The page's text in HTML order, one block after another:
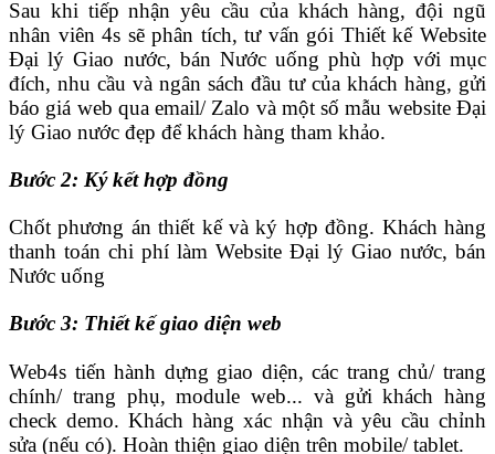
Sau khi tiếp nhận yêu cầu của khách hàng, đội ngũ
nhân viên 4s sẽ phân tích, tư vấn gói Thiết kế Website
Đại lý Giao nước, bán Nước uống phù hợp với mục
đích, nhu cầu và ngân sách đầu tư của khách hàng, gửi
báo giá web qua email/ Zalo và một số mẫu website Đại
lý Giao nước đẹp để khách hàng tham khảo.
Bước 2: Ký kết hợp đồng
Chốt phương án thiết kế và ký hợp đồng. Khách hàng
thanh toán chi phí làm Website Đại lý Giao nước, bán
Nước uống
Bước 3: Thiết kế giao diện web
Web4s tiến hành dựng giao diện, các trang chủ/ trang
chính/ trang phụ, module web... và gửi khách hàng
check demo. Khách hàng xác nhận và yêu cầu chỉnh
sửa (nếu có). Hoàn thiện giao diện trên mobile/ tablet.